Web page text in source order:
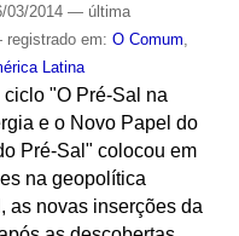
03/2014 — última
em: O Comum,
Latina
"O Pré-Sal na
e o Novo Papel do
Pré-Sal" colocou em
na geopolítica
as novas inserções da